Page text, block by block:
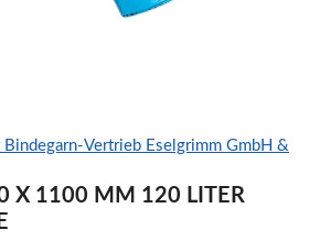
Vertrieb Eselgrimm GmbH &
X 1100 MM 120 LITER